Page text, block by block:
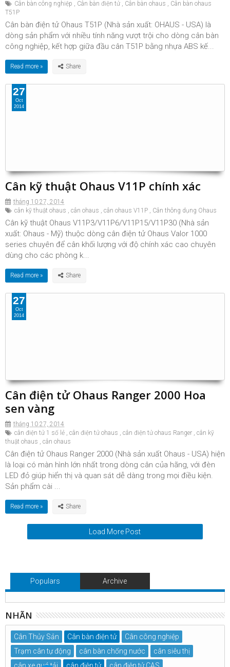
Cân bàn công nghiệp , Cân bàn điện tử , Cân bàn ohaus , Cân bàn ohaus
T51P
Cân bàn điện tử Ohaus T51P (Nhà sản xuất: OHAUS - USA) là
dòng sản phẩm với nhiều tính năng vượt trội cho dòng cân bàn
công nghiệp, kết hợp giữa đầu cân T51P bằng nhựa ABS kế...
Read more »
Cân kỹ thuật Ohaus V11P chính xác
tháng 10 27, 2014
cân kỹ thuật ohaus , cân ohaus , cân ohaus V11P , Cân thông dụng Ohaus
Cân kỹ thuật Ohaus V11P3/V11P6/V11P15/V11P30 (Nhà sản
xuất: Ohaus - Mỹ) thuộc dòng cân điện tử Ohaus Valor 1000
series chuyên để cân khối lượng với độ chính xác cao chuyên
dùng cho các phòng k...
Read more »
27
Oct
2014
Cân điện tử Ohaus Ranger 2000 Hoa
sen vàng
tháng 10 27, 2014
cân điện tử 1 số lẻ , cân điện tử ohaus , cân điện tử ohaus Ranger , cân kỹ
thuật ohaus , cân ohaus
Cân điện tử Ohaus Ranger 2000 (Nhà sản xuất Ohaus - USA) hiện
là loại có màn hình lớn nhất trong dòng cân của hãng, với đèn
LED đỏ giúp hiển thị và quan sát dễ dàng trong mọi điều kiện.
Sản phẩm cài ...
Read more »
27
Oct
2014
Load More Post
Populars Archive
NHÃN
Cân Thủy Sản Cân bàn điện tử
Cân công nghiệp
Trạm cân tự động
cân bàn chống nước
cân siêu thị